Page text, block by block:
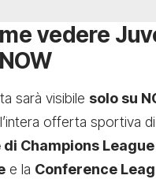
vedere
sarà visibile solo su
offerta sportiva
Champions League
e la Conference